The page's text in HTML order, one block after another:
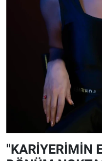
"KARİYERİMİN